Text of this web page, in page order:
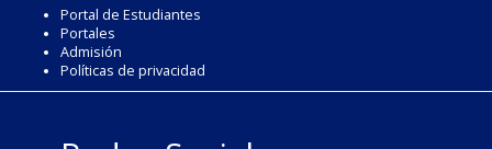
Portal de Estudiantes
Portales
Admisión
Políticas de privacidad